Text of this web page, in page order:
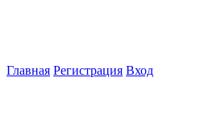
Главная Регистрация Вход